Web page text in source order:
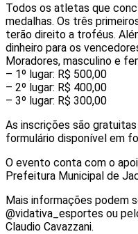
Todos os atletas que
medalhas. Os três
terão direito a troféus.
dinheiro para os
Moradores, masculino e
– 1º lugar: R$ 500,00
– 2º lugar: R$ 400,00
– 3º lugar: R$ 300,00
As inscrições são
formulário disponível em
O evento conta com o
Prefeitura Municipal de
Mais informações podem
@vidativa_esportes ou
Claudio Cavazzani.